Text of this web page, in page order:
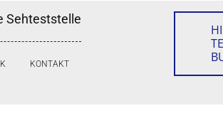
Sehteststelle
KONTAKT